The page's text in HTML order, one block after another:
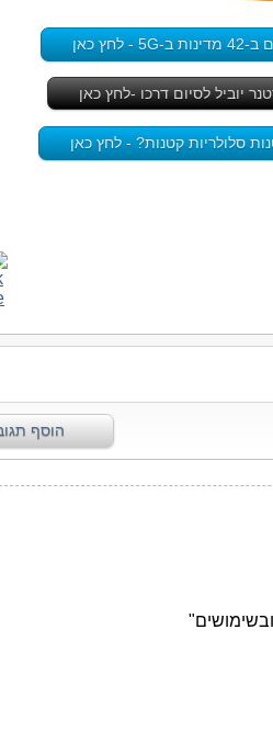
יוביל לסיום דרכו -לחץ כאן
סלולריות קטנות? - לחץ כאן